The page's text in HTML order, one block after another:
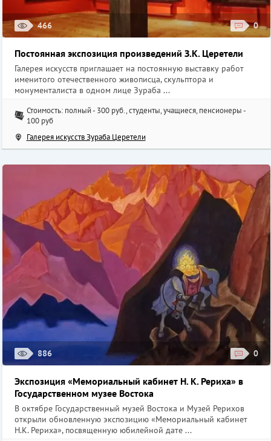
466 0
Постоянная экспозиция произведений З.К. Церетели
Галерея искусств приглашает на постоянную выставку работ
именитого отечественного живописца, скульптора и
монументалиста в одном лице Зураба ...
Стоимость: полный - 300 руб., студенты, учащиеся, пенсионеры -
100 руб
Галерея искусств Зураба Церетели
886 0
Экспозиция «Мемориальный кабинет Н. К. Рериха» в
Государственном музее Востока
В октябре Государственный музей Востока и Музей Рерихов
открыли обновленную экспозицию «Мемориальный кабинет
Н.К. Рериха», посвященную юбилейной дате ...